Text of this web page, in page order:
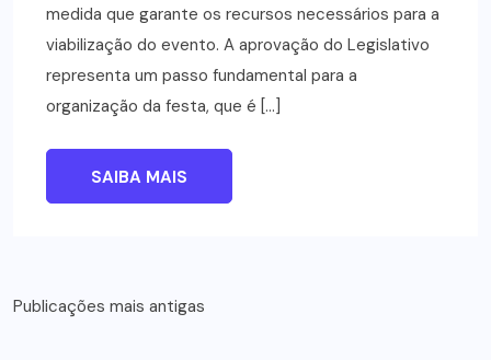
medida que garante os recursos necessários para a
viabilização do evento. A aprovação do Legislativo
representa um passo fundamental para a
organização da festa, que é […]
SAIBA MAIS
Navegação
Publicações mais antigas